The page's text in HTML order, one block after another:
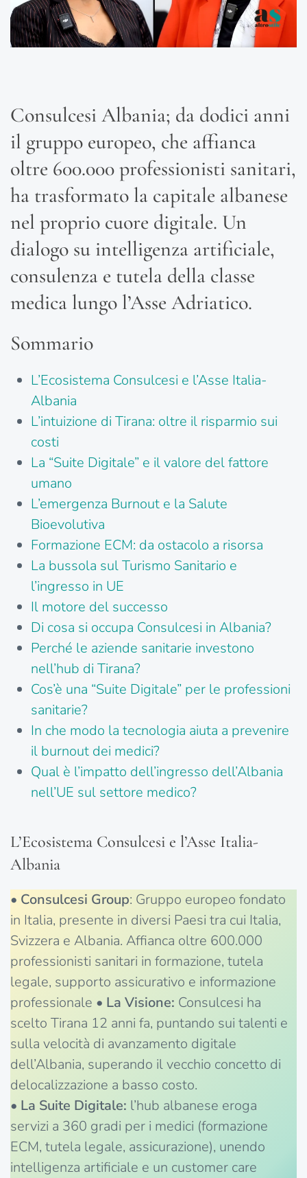
Consulcesi Albania; da dodici anni
il gruppo europeo, che affianca
oltre 600.000 professionisti sanitari,
ha trasformato la capitale albanese
nel proprio cuore digitale. Un
dialogo su intelligenza artificiale,
consulenza e tutela della classe
medica lungo l’Asse Adriatico.
Sommario
L’Ecosistema Consulcesi e l’Asse Italia-
Albania
L’intuizione di Tirana: oltre il risparmio sui
costi
La “Suite Digitale” e il valore del fattore
umano
L’emergenza Burnout e la Salute
Bioevolutiva
Formazione ECM: da ostacolo a risorsa
La bussola sul Turismo Sanitario e
l’ingresso in UE
Il motore del successo
Di cosa si occupa Consulcesi in Albania?
Perché le aziende sanitarie investono
nell’hub di Tirana?
Cos’è una “Suite Digitale” per le professioni
sanitarie?
In che modo la tecnologia aiuta a prevenire
il burnout dei medici?
Qual è l’impatto dell’ingresso dell’Albania
nell’UE sul settore medico?
L’Ecosistema Consulcesi e l’Asse Italia-
Albania
• Consulcesi Group: Gruppo europeo fondato
in Italia, presente in diversi Paesi tra cui Italia,
Svizzera e Albania. Affianca oltre 600.000
professionisti sanitari in formazione, tutela
legale, supporto assicurativo e informazione
professionale • La Visione: Consulcesi ha
scelto Tirana 12 anni fa, puntando sui talenti e
sulla velocità di avanzamento digitale
dell’Albania, superando il vecchio concetto di
delocalizzazione a basso costo.
• La Suite Digitale: l’hub albanese eroga
servizi a 360 gradi per i medici (formazione
ECM, tutela legale, assicurazione), unendo
intelligenza artificiale e un customer care